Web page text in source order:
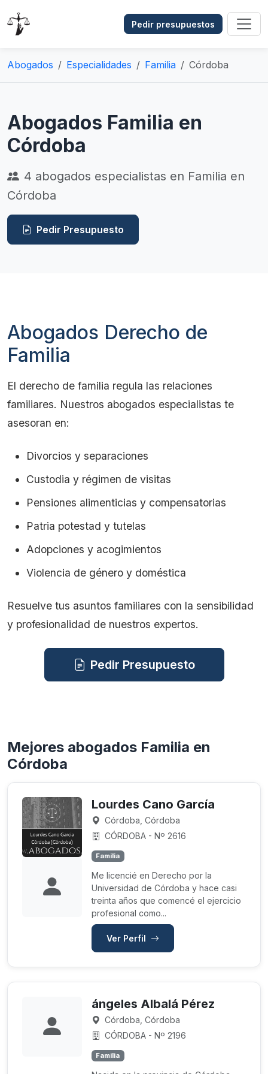
Pedir presupuestos
Abogados Especialidades Familia Córdoba
Abogados Familia en
Córdoba
4 abogados especialistas en Familia en
Córdoba
Pedir Presupuesto
Abogados Derecho de
Familia
El derecho de familia regula las relaciones
familiares. Nuestros abogados especialistas te
asesoran en:
Divorcios y separaciones
Custodia y régimen de visitas
Pensiones alimenticias y compensatorias
Patria potestad y tutelas
Adopciones y acogimientos
Violencia de género y doméstica
Resuelve tus asuntos familiares con la sensibilidad
y profesionalidad de nuestros expertos.
Pedir Presupuesto
Mejores abogados Familia en
Córdoba
Lourdes Cano García
Córdoba, Córdoba
CÓRDOBA - Nº 2616
Familia
Me licencié en Derecho por la
Universidad de Córdoba y hace casi
treinta años que comencé el ejercicio
profesional como...
Ver Perfil
ángeles Albalá Pérez
Córdoba, Córdoba
CÓRDOBA - Nº 2196
Familia